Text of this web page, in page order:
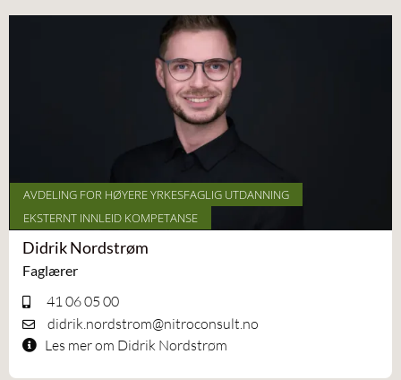
AVDELING FOR HØYERE YRKESFAGLIG UTDANNING
EKSTERNT INNLEID KOMPETANSE
Didrik Nordstrøm
Faglærer
41 06 05 00
didrik.nordstrom@nitroconsult.no
Les mer om Didrik Nordstrøm